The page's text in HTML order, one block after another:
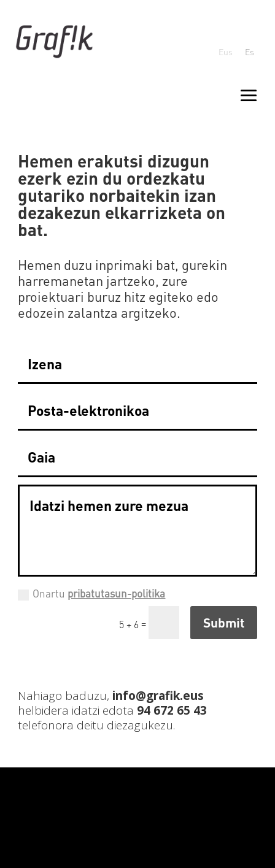
Eus Es
Hemen erakutsi dizugun
ezerk ezin du ordezkatu
gutariko norbaitekin izan
dezakezun elkarrizketa on
bat.
Hemen duzu inprimaki bat, gurekin
harremanetan jartzeko, zure
proiektuari buruz hitz egiteko edo
edozein zalantza argitzeko.
Onartu pribatutasun-politika
5 + 6= Submit
Nahiago baduzu, info@grafik.eus
helbidera idatzi edota 94 672 65 43
telefonora deitu diezagukezu.